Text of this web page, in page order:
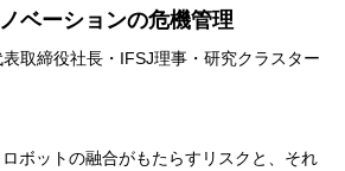
ベーションの危機管理
取締役社長・IFSJ理事・研究クラスター
ボットの融合がもたらすリスクと、それ